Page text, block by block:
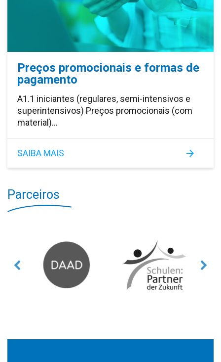
Preços promocionais e formas de
pagamento
A1.1 iniciantes (regulares, semi-intensivos e
superintensivos) Preços promocionais (com
material)…
SAIBA MAIS
Parceiros